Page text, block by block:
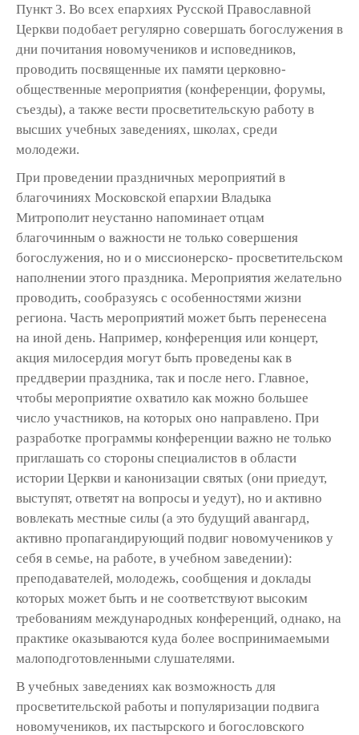
Пункт 3. Во всех епархиях Русской Православной
Церкви подобает регулярно совершать богослужения в
дни почитания новомучеников и исповедников,
проводить посвященные их памяти церковно-
общественные мероприятия (конференции, форумы,
съезды), а также вести просветительскую работу в
высших учебных заведениях, школах, среди
молодежи.
При проведении праздничных мероприятий в
благочиниях Московской епархии Владыка
Митрополит неустанно напоминает отцам
благочинным о важности не только совершения
богослужения, но и о миссионерско- просветительском
наполнении этого праздника. Мероприятия желательно
проводить, сообразуясь с особенностями жизни
региона. Часть мероприятий может быть перенесена
на иной день. Например, конференция или концерт,
акция милосердия могут быть проведены как в
преддверии праздника, так и после него. Главное,
чтобы мероприятие охватило как можно большее
число участников, на которых оно направлено. При
разработке программы конференции важно не только
приглашать со стороны специалистов в области
истории Церкви и канонизации святых (они приедут,
выступят, ответят на вопросы и уедут), но и активно
вовлекать местные силы (а это будущий авангард,
активно пропагандирующий подвиг новомучеников у
себя в семье, на работе, в учебном заведении):
преподавателей, молодежь, сообщения и доклады
которых может быть и не соответствуют высоким
требованиям международных конференций, однако, на
практике оказываются куда более воспринимаемыми
малоподготовленными слушателями.
В учебных заведениях как возможность для
просветительской работы и популяризации подвига
новомучеников, их пастырского и богословского